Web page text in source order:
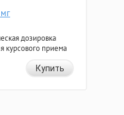
дозировка
курсового приема
Купить